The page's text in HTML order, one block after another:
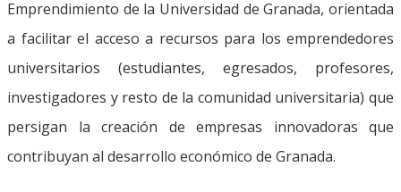
Emprendimiento de la Universidad de Granada, orientada
a facilitar el acceso a recursos para los emprendedores
universitarios (estudiantes, egresados, profesores,
investigadores y resto de la comunidad universitaria) que
persigan la creación de empresas innovadoras que
contribuyan al desarrollo económico de Granada.